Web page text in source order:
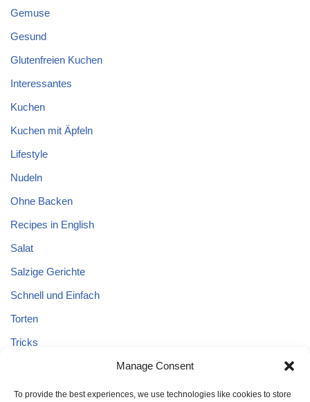
Manage Consent
To provide the best experiences, we use technologies like cookies to store
Gemuse
Gesund
Glutenfreien Kuchen
Interessantes
Kuchen
Kuchen mit Äpfeln
Lifestyle
Nudeln
Ohne Backen
Recipes in English
Salat
Salzige Gerichte
Schnell und Einfach
Torten
Tricks
Uncategorized